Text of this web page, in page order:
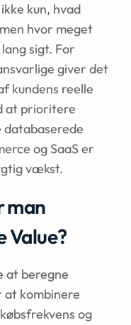
kun, hvad
hvor meget
sigt. For
giver det
kundens reelle
at prioritere
og SaaS er
vækst.
man
Value?
at beregne
at kombinere
og